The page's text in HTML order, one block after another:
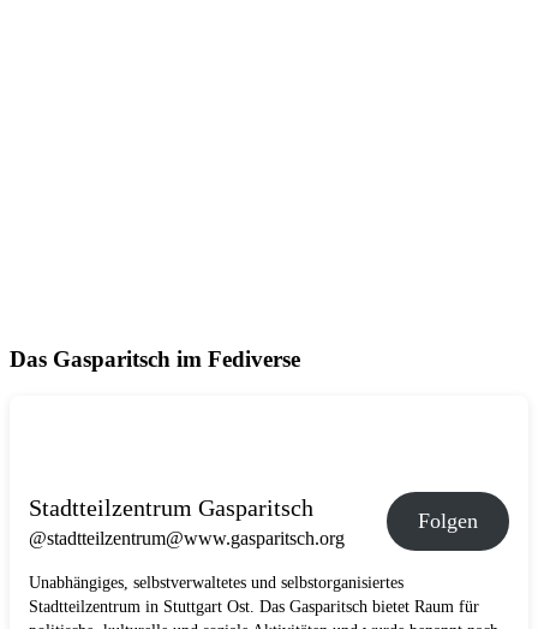
Das Gasparitsch im Fediverse
Stadtteilzentrum Gasparitsch
@stadtteilzentrum@www.gasparitsch.org
Folgen
Unabhängiges, selbstverwaltetes und selbstorganisiertes
Stadtteilzentrum in Stuttgart Ost. Das Gasparitsch bietet Raum für